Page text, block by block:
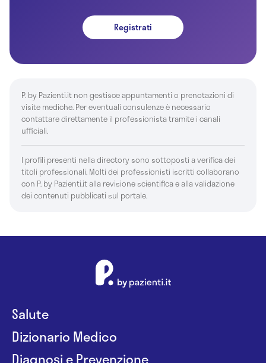
Registrati
P. by Pazienti.it non gestisce appuntamenti o prenotazioni di
visite mediche. Per eventuali consulenze è necessario
contattare direttamente il professionista tramite i canali
ufficiali.
I profili presenti nella directory sono sottoposti a verifica dei
titoli professionali. Molti dei professionisti iscritti collaborano
con P. by Pazienti.it alla revisione scientifica e alla validazione
dei contenuti pubblicati sul portale.
Salute
Dizionario Medico
Diagnosi e Prevenzione